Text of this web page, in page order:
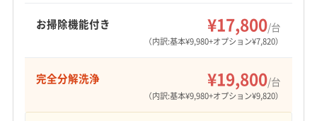
お掃除機能付き ¥17,800/台
（内訳:基本¥9,980+オプション¥7,820）
完全分解洗浄 ¥19,800/台
（内訳:基本¥9,980+オプション¥9,820）